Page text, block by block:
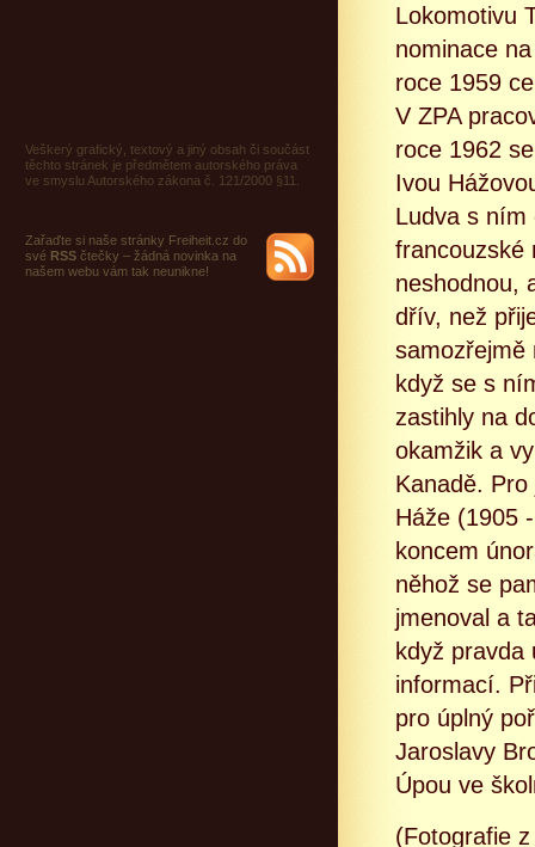
Veškerý grafický, textový a jiný obsah či součást
těchto stránek je předmětem autorského práva
ve smyslu Autorského zákona č. 121/2000 §11.
Zařaďte si naše stránky Freiheit.cz do
své RSS čtečky – žádná novinka na
našem webu vám tak neunikne!
Lokomotivu
nominace
roce 1959
V ZPA
roce 1962
Ivou
Ludva s ním
francouzské
neshodnou,
dřív, než
samozřejmě
když se s
zastihly na
okamžik a
Kanadě.
Háže (1905
koncem
něhož se
jmenoval a
když pravda
informací.
pro úplný
Jaroslavy
Úpou ve
(Fotografie